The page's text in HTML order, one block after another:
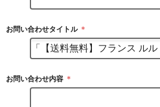
お問い合わせタイトル ＊
お問い合わせ内容 ＊